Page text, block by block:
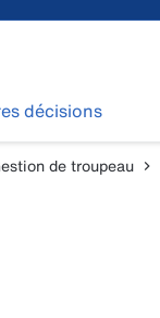
décisions
de troupeau